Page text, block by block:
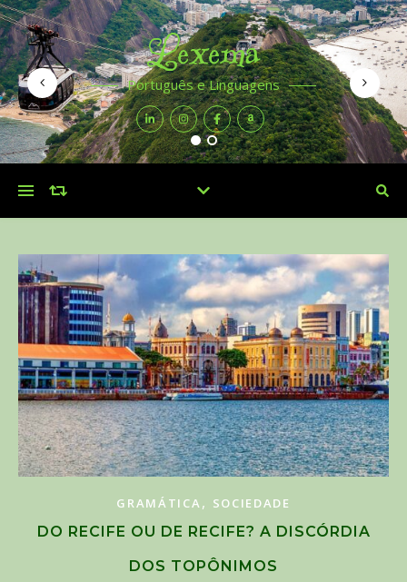
Lexema
Português e Linguagens
GRAMÁTICA, SOCIEDADE
DO RECIFE OU DE RECIFE? A DISCÓRDIA
DOS TOPÔNIMOS